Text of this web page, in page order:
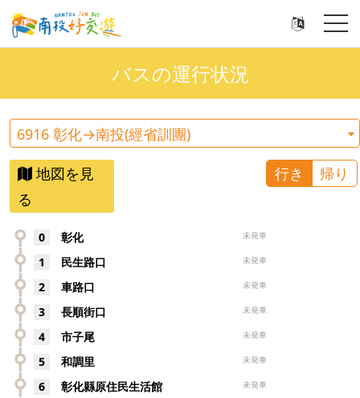
バスの運行状況
6916 彰化→南投(經省訓團)
地図を見
る
行き 帰り
0 彰化 未発車
1 民生路口 未発車
2 車路口 未発車
3 長順街口 未発車
4 市子尾 未発車
5 和調里 未発車
6 彰化縣原住民生活館 未発車